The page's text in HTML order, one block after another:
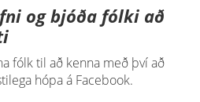
og bjóða fólki að
fólk til að kenna með því að
hópa á Facebook.